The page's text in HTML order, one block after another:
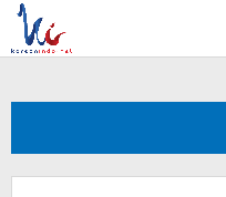
Skip
content